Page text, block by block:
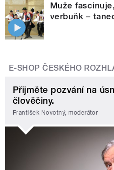
Muže
verbuňk –
E-SHOP ČESKÉHO
Přijměte pozvání na
člověčiny.
František Novotný, moderátor